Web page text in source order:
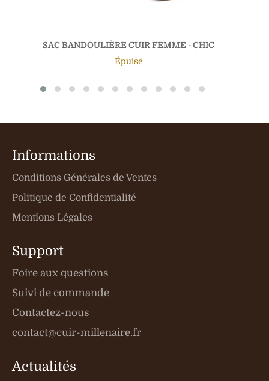
SAC BANDOULIÈRE CUIR FEMME - CHIC
Épuisé
Informations
Conditions Générales de Ventes
Politique de Confidentialité
Mentions Légales
Support
Foire aux questions
Suivi de commande
Contactez-nous
contact@cuir-millenaire.fr
Actualités